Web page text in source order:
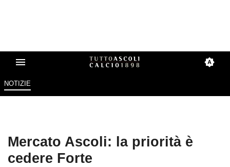
NOTIZIE
Mercato Ascoli: la priorità è
cedere Forte